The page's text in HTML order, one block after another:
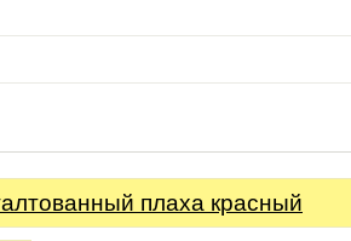
плаха красный